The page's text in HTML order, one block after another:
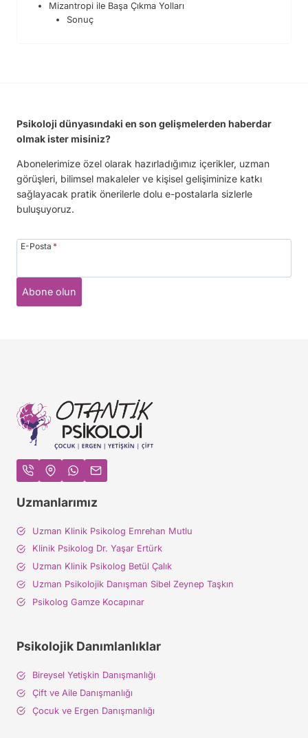
Mizantropi ile Başa Çıkma Yolları
Sonuç
Psikoloji dünyasındaki en son gelişmelerden haberdar
olmak ister misiniz?
Abonelerimize özel olarak hazırladığımız içerikler, uzman
görüşleri, bilimsel makaleler ve kişisel gelişiminize katkı
sağlayacak pratik önerilerle dolu e-postalarla sizlerle
buluşuyoruz.
E-Posta *
Abone olun
Uzmanlarımız
Uzman Klinik Psikolog Emrehan Mutlu
Klinik Psikolog Dr. Yaşar Ertürk
Uzman Klinik Psikolog Betül Çalık
Uzman Psikolojik Danışman Sibel Zeynep Taşkın
Psikolog Gamze Kocapınar
Psikolojik Danımlanlıklar
Bireysel Yetişkin Danışmanlığı
Çift ve Aile Danışmanlığı
Çocuk ve Ergen Danışmanlığı